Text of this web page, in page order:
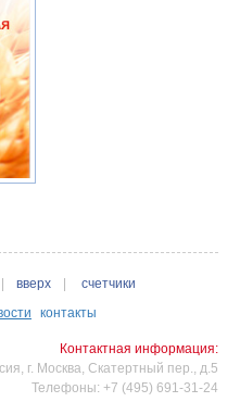
вверх
счетчики
контакты
Контактная информация:
г. Москва, Скатертный пер., д.5
Телефоны: +7 (495) 691-31-24